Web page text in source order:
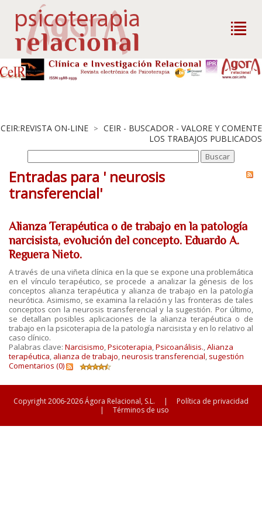
CEIR:REVISTA ON-LINE > CEIR - BUSCADOR - VALORE Y COMENTE
LOS TRABAJOS PUBLICADOS
Entradas para ' neurosis
transferencial'
Alianza Terapéutica o de trabajo en la patología
narcisista, evolución del concepto. Eduardo A.
Reguera Nieto.
A través de una viñeta clínica en la que se expone una problemática
en el vínculo terapéutico, se procede a analizar la génesis de los
conceptos alianza terapéutica y alianza de trabajo en la patología
neurótica. Asimismo, se examina la relación y las fronteras de tales
conceptos con la neurosis transferencial y la sugestión. Por último,
se detallan posibles aplicaciones de la alianza terapéutica o de
trabajo en la psicoterapia de la patología narcisista y en lo relativo al
caso clínico.
Palabras clave: Narcisismo,Psicoterapia,Psicoanálisis.,Alianza
terapéutica, alianza de trabajo,neurosis transferencial, sugestión
Comentarios (0)
Copyright 2006-2026 Ágora Relacional, S.L. |
Política de privacidad
|
Términos de uso